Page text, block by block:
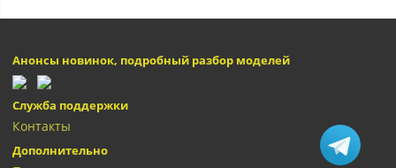
Анонсы новинок, подробный разбор моделей
Служба поддержки
Контакты
Дополнительно